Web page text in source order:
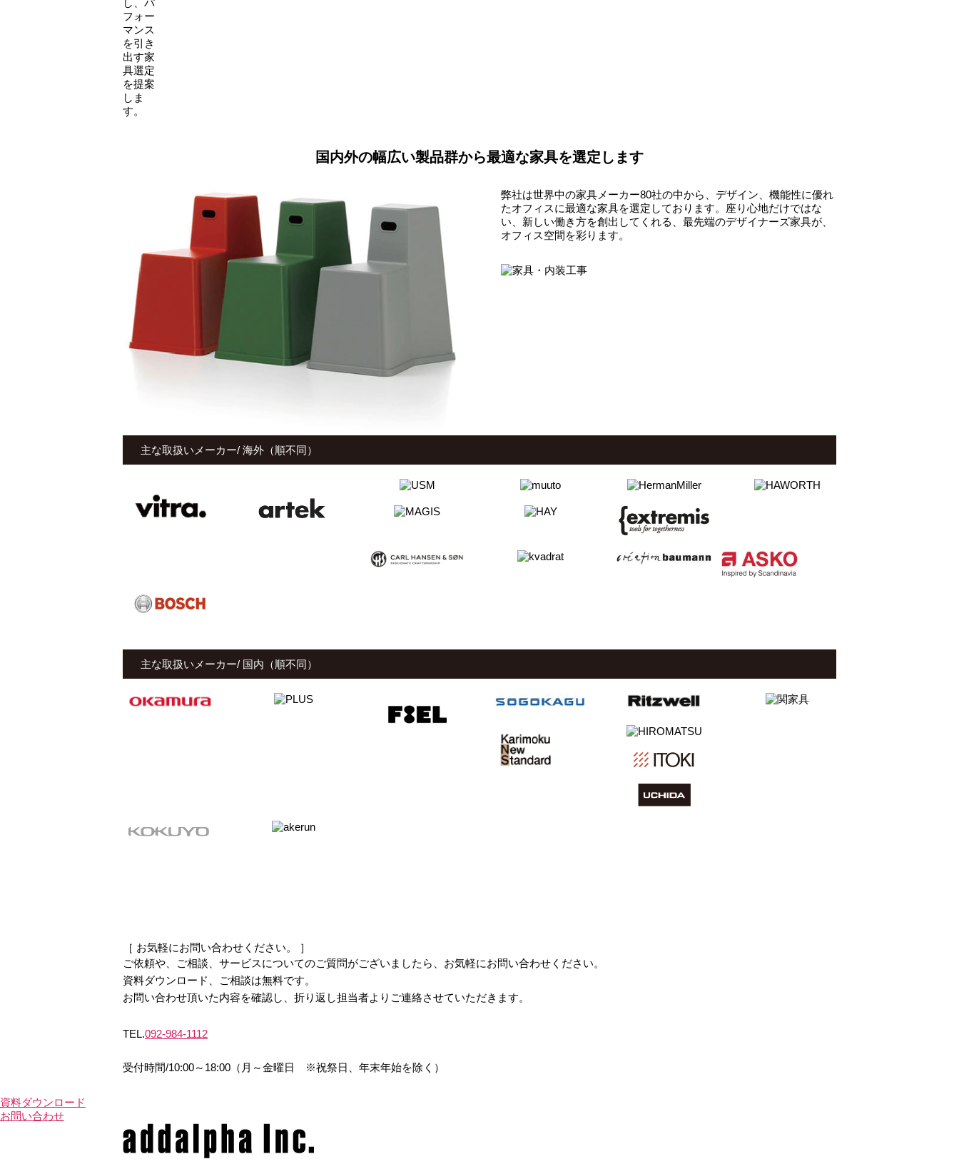
国内外の幅広い製品群から最適な家具を選定します
弊社は世界中の家具メーカー80社の中から、デザイン、機能性に優れ
たオフィスに最適な家具を選定しております。座り心地だけではな
い、新しい働き方を創出してくれる、最先端のデザイナーズ家具が、
オフィス空間を彩ります。
主な取扱いメーカー/ 海外（順不同）
主な取扱いメーカー/ 国内（順不同）
［ お気軽にお問い合わせください。 ］
ご依頼や、ご相談、サービスについてのご質問がございましたら、 お気軽にお問い合わせください。
資料ダウンロード、
ご相談は無料です。
お問い合わせ頂いた内容を確認し、 折り返し担当者よりご連絡させていただきます。
TEL.092-984-1112
受付時間/10:00～18:00 （月～金曜日 ※祝祭日、年末年始を除く）
資料ダウンロード
お問い合わせ